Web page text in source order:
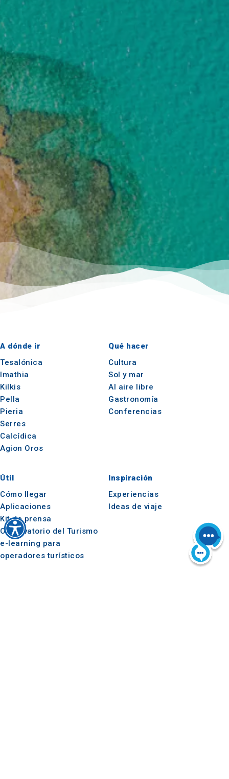
A dónde ir
Tesalónica
Imathia
Kilkis
Pella
Pieria
Serres
Calcídica
Agion Oros
Qué hacer
Cultura
Sol y mar
Al aire libre
Gastronomía
Conferencias
Útil
Cómo llegar
Aplicaciones
Kit de prensa
Observatorio del Turismo
e-learning para
operadores turísticos
Inspiración
Experiencias
Ideas de viaje